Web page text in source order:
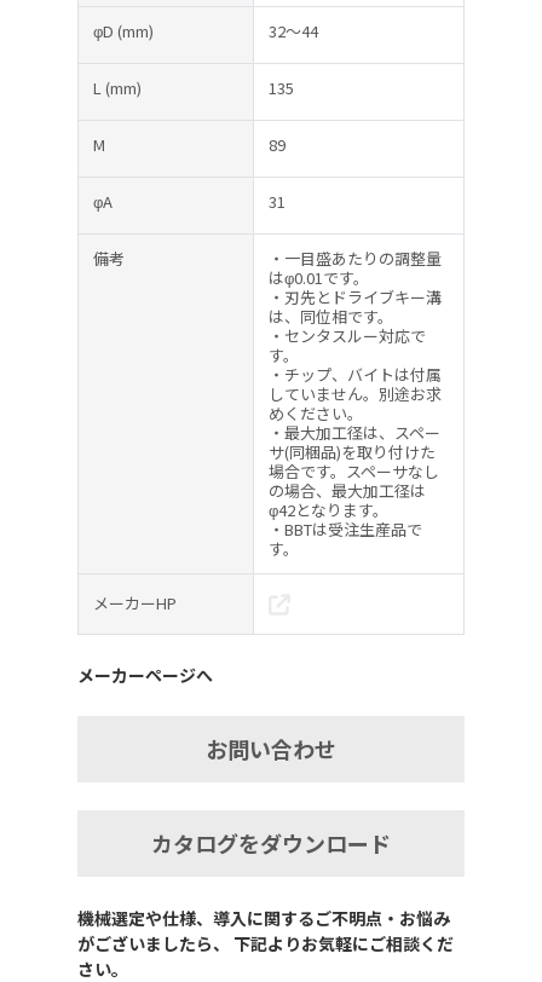
φD (mm) 32～44
L (mm) 135
M 89
φA 31
備考
・一目盛あたりの調整量
はφ0.01です。
・刃先とドライブキー溝
は、同位相です。
・センタスルー対応で
す。
・チップ、バイトは付属
していません。別途お求
めください。
・最大加工径は、スペー
サ(同梱品)を取り付けた
場合です。スペーサなし
の場合、最大加工径は
φ42となります。
・BBTは受注生産品で
す。
メーカーHP
メーカーページへ
お問い合わせ
カタログをダウンロード
機械選定や仕様、導入に関するご不明点・お悩み
がございましたら、 下記よりお気軽にご相談くだ
さい。